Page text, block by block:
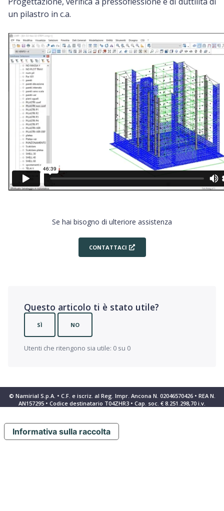
un pilastro in c.a.
Se hai bisogno di ulteriore assistenza
CONTATTACI
Questo articolo ti è stato utile?
SÌ NO
Utenti che ritengono sia utile: 0 su 0
© Namirial S.p.A. • C.F. e iscriz. al Reg. Impr. Ancona N. 02046570426 • REA N.
AN157295 • Codice destinatario T04ZHR3 • Cap. soc. € 8.251.298,70 i.v.
Informativa sulla raccolta